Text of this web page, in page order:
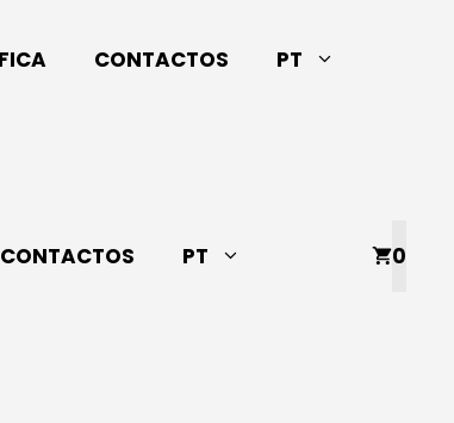
CONTACTOS PT
CONTACTOS PT 0